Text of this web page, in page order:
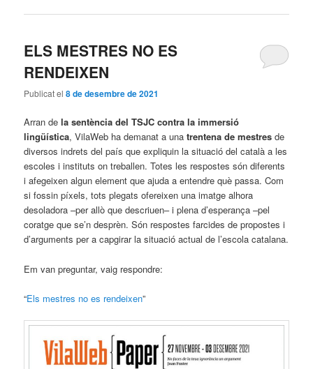
ELS MESTRES NO ES
RENDEIXEN
Publicat el8 de desembre de 2021
Arran de la sentència del TSJC contra la immersió
lingüística, VilaWeb ha demanat a unatrentena de mestres de
diversos indrets del país que expliquin la situació del català a les
escoles i instituts on treballen. Totes les respostes són diferents
i afegeixen algun element que ajuda a entendre què passa. Com
si fossin píxels, tots plegats ofereixen una imatge alhora
desoladora –per allò que descriuen– i plena d’esperança –pel
coratge que se’n desprèn. Són respostes farcides de propostes i
d’arguments per a capgirar la situació actual de l’escola catalana.
Em van preguntar, vaig respondre:
“Els mestres no es rendeixen”